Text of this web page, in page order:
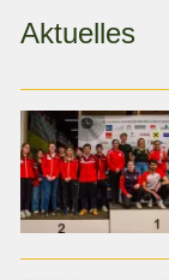
Aktuelles